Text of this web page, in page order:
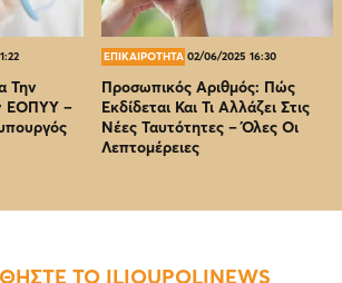
Την
EOΠΥΥ –
ΕΠΙΚΑΙΡΟΤΗΤΑ 02/06/2025 16:30
Προσωπικός Αριθμός: Πώς
Εκδίδεται Και Τι Αλλάζει Στις
Νέες Ταυτότητες – Όλες Οι
Λεπτομέρειες
ΤΟ ILIOUPOLINEWS